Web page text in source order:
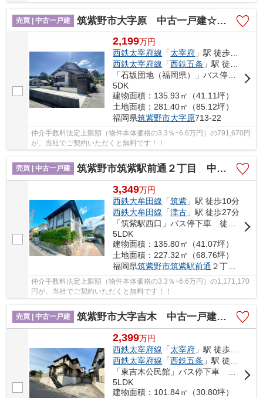
売買 | 中古一戸建 筑紫野市大字原 中古一戸建☆仲介手数料無料☆
2,199万円
西鉄太宰府線 「太宰府 」駅 徒歩17分
西鉄太宰府線 「西鉄五条 」駅 徒歩22分
「石坂団地（福岡県）」バス停下車 徒歩2分
5DK
建物面積：135.93㎡（41.11坪）
土地面積：281.40㎡（85.12坪）
福岡県筑紫野市大字原713-22
仲介手数料法定上限額（物件本体価格の3.3％+6.6万円）の791,670円
が、当社でご契約いただくと無料です！！
売買 | 中古一戸建 筑紫野市筑紫駅前通２丁目 中古一戸建☆仲介手数料無料☆
3,349万円
西鉄大牟田線 「筑紫 」駅 徒歩10分
西鉄大牟田線 「津古 」駅 徒歩27分
「筑紫駅西口」バス停下車 徒歩14分
5LDK
建物面積：135.80㎡（41.07坪）
土地面積：227.32㎡（68.76坪）
福岡県筑紫野市筑紫駅前通 ２丁目140
仲介手数料法定上限額（物件本体価格の3.3％+6.6万円）の1,171,170
円が、当社でご契約いただくと無料です！！
売買 | 中古一戸建 筑紫野市大字吉木 中古一戸建☆仲介手数料無料☆
2,399万円
西鉄太宰府線 「太宰府 」駅 徒歩47分
西鉄太宰府線 「西鉄五条 」駅 徒歩52分
5LDK
建物面積：101.84㎡（30.80坪）